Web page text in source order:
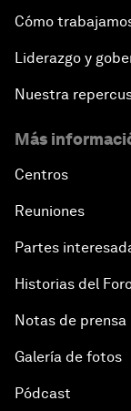
Cómo
Liderazgo y
Nuestra
Más
Centros
Reuniones
Partes
Historias del
Notas de prensa
Galería de fotos
Pódcast